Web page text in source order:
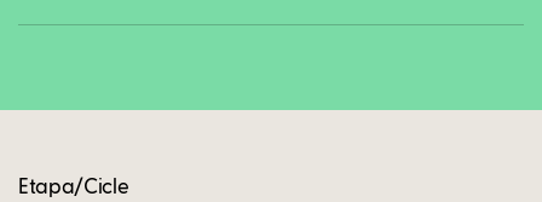
Etapa/Cicle